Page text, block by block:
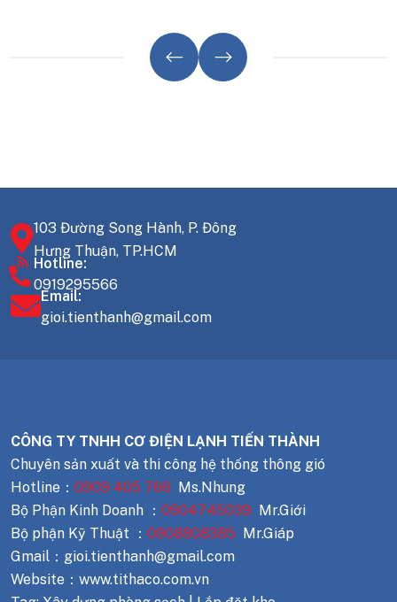
103 Đường Song Hành, P. Đông
Hưng Thuận, TP.HCM
Hotline:
0919295566
Email:
gioi.tienthanh@gmail.com
CÔNG TY TNHH CƠ ĐIỆN LẠNH TIẾN THÀNH
Chuyên sản xuất và thi công hệ thống thông gió
Hotline： 0909 405 766 Ms.Nhung
Bộ Phận Kinh Doanh ： 0904745039 Mr.Giới
Bộ phận Kỹ Thuật ： 0908808385 Mr.Giáp
Gmail：gioi.tienthanh@gmail.com
Website：www.tithaco.com.vn